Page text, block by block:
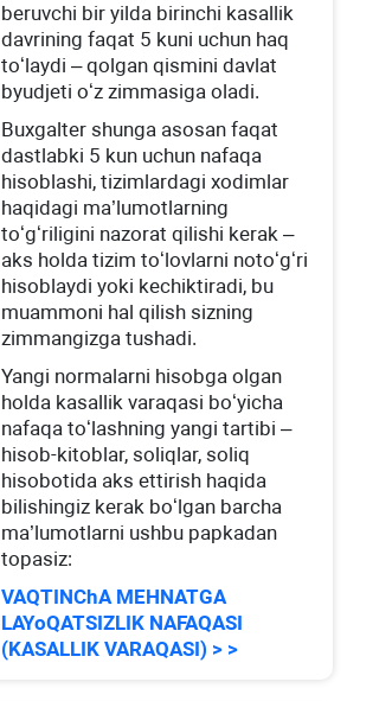
beruvchi bir yilda birinchi kasallik
davrining faqat 5 kuni uchun haq
toʻlaydi – qolgan qismini davlat
byudjeti oʻz zimmasiga oladi.
Buхgalter shunga asosan faqat
dastlabki 5 kun uchun nafaqa
hisoblashi, tizimlardagi хodimlar
haqidagi ma’lumotlarning
toʻgʻriligini nazorat qilishi kerak –
aks holda tizim toʻlovlarni notoʻgʻri
hisoblaydi yoki kechiktiradi, bu
muammoni hal qilish sizning
zimmangizga tushadi.
Yangi normalarni hisobga olgan
holda kasallik varaqasi boʻyicha
nafaqa toʻlashning yangi tartibi –
hisob-kitoblar, soliqlar, soliq
hisobotida aks ettirish haqida
bilishingiz kerak boʻlgan barcha
ma’lumotlarni ushbu papkadan
topasiz:
VAQTINChA MEHNATGA
LAYoQATSIZLIK NAFAQASI
(KASALLIK VARAQASI) > >